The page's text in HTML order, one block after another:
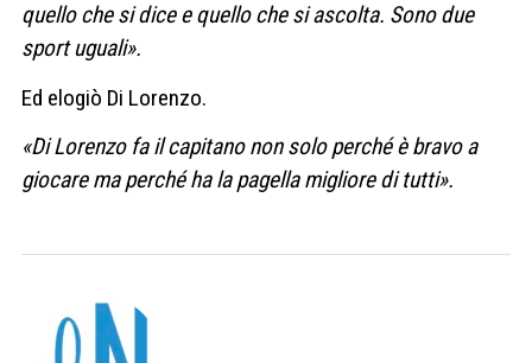
quello che si dice e quello che si ascolta. Sono due
sport uguali».
Ed elogiò Di Lorenzo.
«Di Lorenzo fa il capitano non solo perché è bravo a
giocare ma perché ha la pagella migliore di tutti».